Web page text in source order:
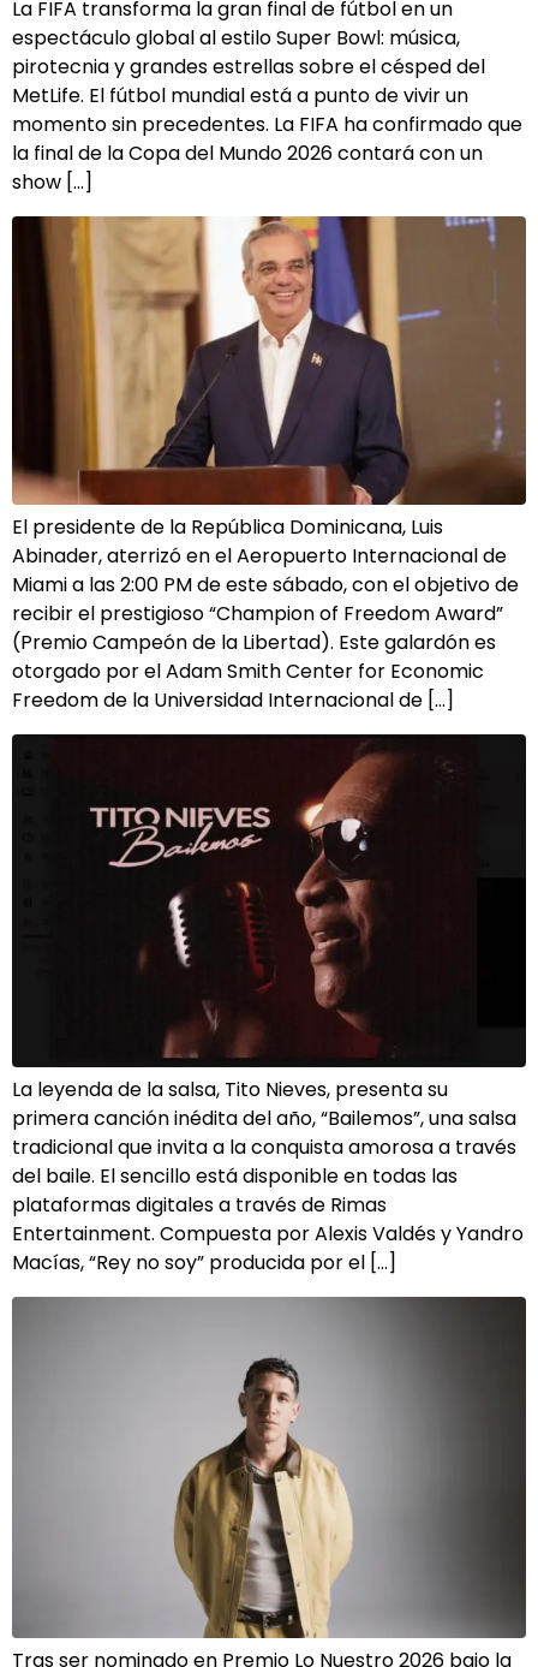
La FIFA transforma la gran final de fútbol en un
espectáculo global al estilo Super Bowl: música,
pirotecnia y grandes estrellas sobre el césped del
MetLife. El fútbol mundial está a punto de vivir un
momento sin precedentes. La FIFA ha confirmado que
la final de la Copa del Mundo 2026 contará con un
show […]
El presidente de la República Dominicana, Luis
Abinader, aterrizó en el Aeropuerto Internacional de
Miami a las 2:00 PM de este sábado, con el objetivo de
recibir el prestigioso “Champion of Freedom Award”
(Premio Campeón de la Libertad). Este galardón es
otorgado por el Adam Smith Center for Economic
Freedom de la Universidad Internacional de […]
La leyenda de la salsa, Tito Nieves, presenta su
primera canción inédita del año, “Bailemos”, una salsa
tradicional que invita a la conquista amorosa a través
del baile. El sencillo está disponible en todas las
plataformas digitales a través de Rimas
Entertainment. Compuesta por Alexis Valdés y Yandro
Macías, “Rey no soy” producida por el […]
Tras ser nominado en Premio Lo Nuestro 2026 bajo la